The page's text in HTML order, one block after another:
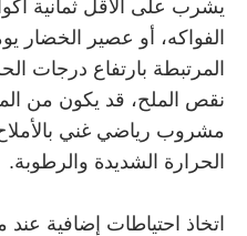
يشرب على الأقل ثمانية
الفواكه، أو عصير الخضار
المرتبطة بارتفاع درجات
نقص الملح، قد يكون من
مشروب رياضي غني
الحرارة الشديدة والرطوبة.
اتخاذ احتياطات إضافية